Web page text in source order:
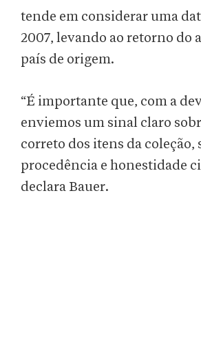
tende em considerar uma
2007, levando ao retorno do
país de origem.
“É importante que, com a
enviemos um sinal claro
correto dos itens da coleção,
procedência e honestidade
declara Bauer.